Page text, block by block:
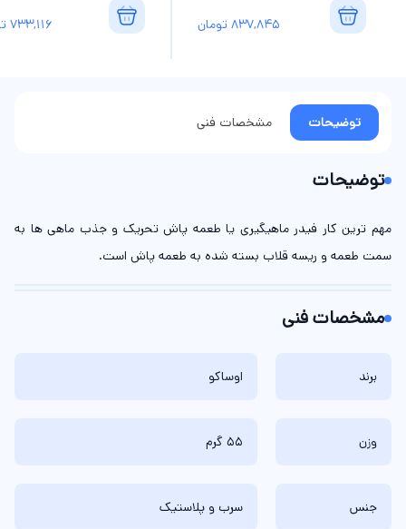
837,845 تومان 733,116
توضیحات مشخصات فنی
توضیحات
مهم ترین کار فیدر ماهیگیری یا طعمه پاش تحریک و جذب ماهی ها به
سمت طعمه و ریسه قلاب بسته شده به طعمه پاش است.
مشخصات فنی
برند اوساکو
وزن 55 گرم
جنس سرب و پلاستیک